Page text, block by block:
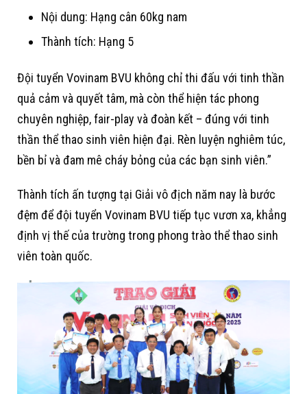
Nội dung: Hạng cân 60kg nam
Thành tích: Hạng 5
Đội tuyển Vovinam BVU không chỉ thi đấu với tinh thần
quả cảm và quyết tâm, mà còn thể hiện tác phong
chuyên nghiệp, fair-play và đoàn kết – đúng với tinh
thần thể thao sinh viên hiện đại. Rèn luyện nghiêm túc,
bền bỉ và đam mê cháy bỏng của các bạn sinh viên.”
Thành tích ấn tượng tại Giải vô địch năm nay là bước
đệm để đội tuyển Vovinam BVU tiếp tục vươn xa, khẳng
định vị thế của trường trong phong trào thể thao sinh
viên toàn quốc.